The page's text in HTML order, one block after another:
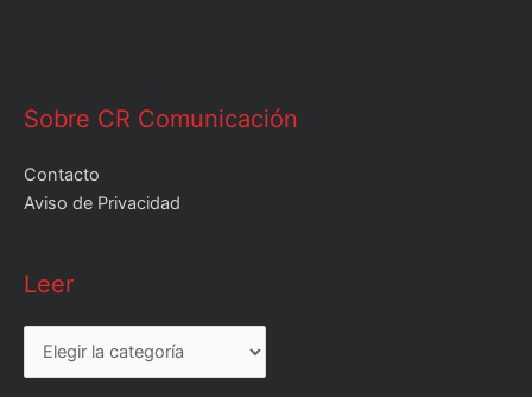
Sobre CR Comunicación
Contacto
Aviso de Privacidad
Leer
Leer